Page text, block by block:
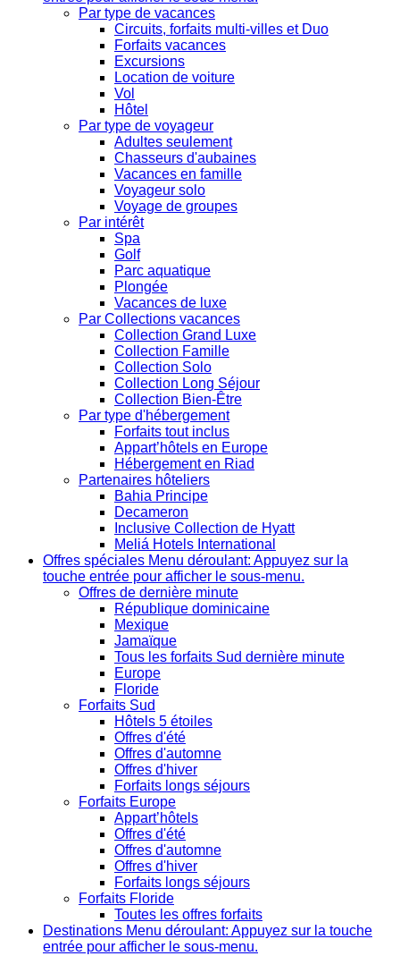
Par type de vacances
Circuits, forfaits multi-villes et Duo
Forfaits vacances
Excursions
Location de voiture
Vol
Hôtel
Par type de voyageur
Adultes seulement
Chasseurs d'aubaines
Vacances en famille
Voyageur solo
Voyage de groupes
Par intérêt
Spa
Golf
Parc aquatique
Plongée
Vacances de luxe
Par Collections vacances
Collection Grand Luxe
Collection Famille
Collection Solo
Collection Long Séjour
Collection Bien-Être
Par type d'hébergement
Forfaits tout inclus
Appart’hôtels en Europe
Hébergement en Riad
Partenaires hôteliers
Bahia Principe
Decameron
Inclusive Collection de Hyatt
Meliá Hotels International
Offres spéciales Menu déroulant: Appuyez sur la
touche entrée pour afficher le sous-menu.
Offres de dernière minute
République dominicaine
Mexique
Jamaïque
Tous les forfaits Sud dernière minute
Europe
Floride
Forfaits Sud
Hôtels 5 étoiles
Offres d'été
Offres d'automne
Offres d'hiver
Forfaits longs séjours
Forfaits Europe
Appart’hôtels
Offres d'été
Offres d'automne
Offres d'hiver
Forfaits longs séjours
Forfaits Floride
Toutes les offres forfaits
Destinations Menu déroulant: Appuyez sur la touche
entrée pour afficher le sous-menu.